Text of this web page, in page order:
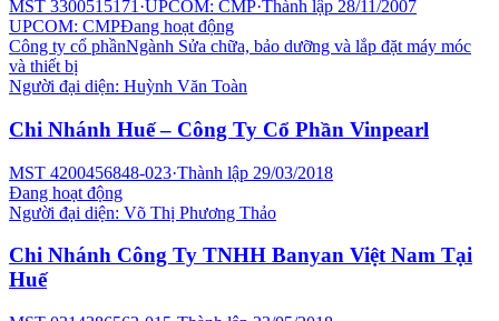
MST 3300515171 ·UPCOM: CMP·Thành lập 28/11/2007
UPCOM: CMPĐang hoạt động
Công ty cổ phầnNgành Sửa chữa, bảo dưỡng và lắp đặt máy móc
và thiết bị
Người đại diện: Huỳnh Văn Toàn
Chi Nhánh Huế – Công Ty Cổ Phần Vinpearl
MST 4200456848-023·Thành lập 29/03/2018
Đang hoạt động
Người đại diện: Võ Thị Phương Thảo
Chi Nhánh Công Ty TNHH Banyan Việt Nam Tại
Huế